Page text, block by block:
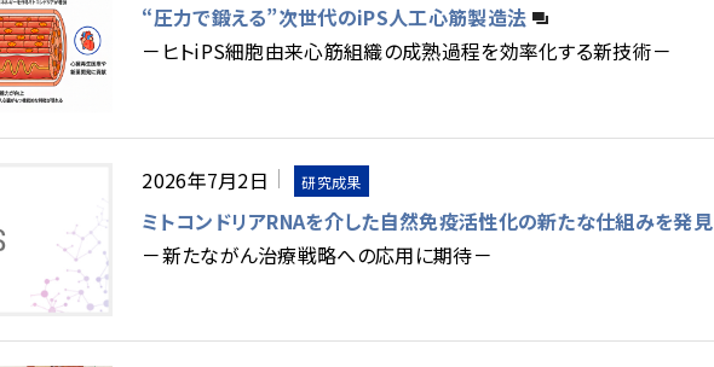
“圧力で鍛える”次世代のiPS人工心筋製造法
－ヒトiPS細胞由来心筋組織の成熟過程を効率化する新技術－
2026年7月2日 研究成果
ミトコンドリアRNAを介した自然免疫活性化の新たな仕組みを発見
－新たながん治療戦略への応用に期待－